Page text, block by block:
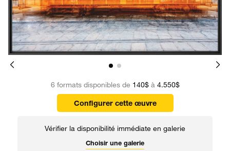
6 formats disponibles de 140$à 4.550$
Configurer cette œuvre
Vérifier la disponibilité immédiate en galerie
Choisir une galerie